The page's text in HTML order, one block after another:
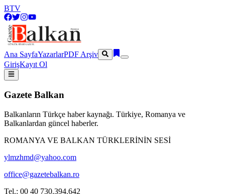
BTV
Ana SayfaYazarlarPDF Arşiv
GirişKayıt Ol
Gazete Balkan
Balkanların Türkçe haber kaynağı. Türkiye, Romanya ve
Balkanlardan güncel haberler.
ROMANYA VE BALKAN TÜRKLERİNİN SESİ
ylmzhmd@yahoo.com
office@gazetebalkan.ro
Tel.: 00 40 730.394.642